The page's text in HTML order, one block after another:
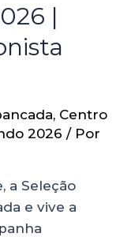
|
, Centro
2026 / Por
a Seleção
e vive a